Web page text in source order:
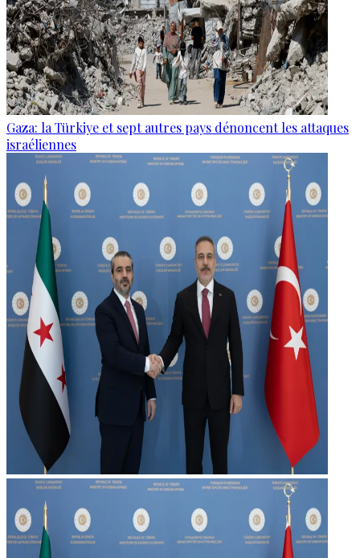
Gaza: la Türkiye et sept autres pays dénoncent les attaques
israéliennes